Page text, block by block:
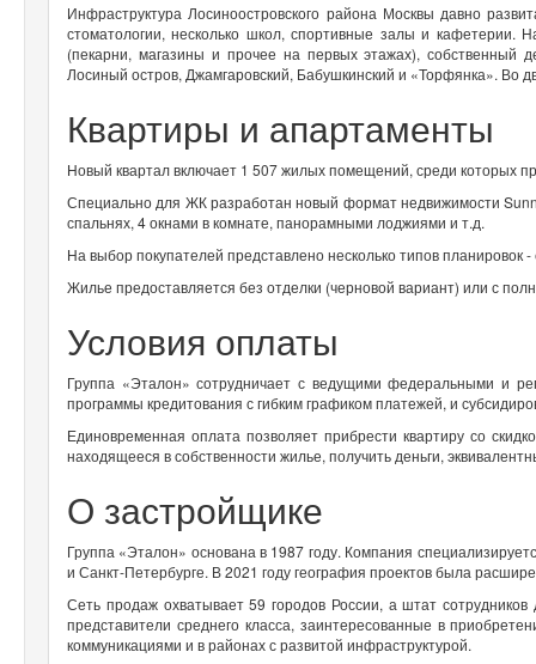
Инфраструктура Лосиноостровского района Москвы давно
стоматологии, несколько школ, спортивные залы и кафетерии.
(пекарни, магазины и прочее на первых этажах), собственный
Лосиный остров, Джамгаровский, Бабушкинский и «Торфянка». Во
Квартиры и апартаменты
Новый квартал включает 1 507 жилых помещений, среди которых
Специально для ЖК разработан новый формат недвижимости
спальнях, 4 окнами в комнате, панорамными лоджиями и т.д.
На выбор покупателей представлено несколько типов
Жилье предоставляется без отделки (черновой вариант) или с
Условия оплаты
Группа «Эталон» сотрудничает с ведущими федеральными и
программы кредитования с гибким графиком платежей, и
Единовременная оплата позволяет прибрести квартиру со
находящееся в собственности жилье, получить деньги,
О застройщике
Группа «Эталон» основана в 1987 году. Компания
и Санкт-Петербурге. В 2021 году география проектов была
Сеть продаж охватывает 59 городов России, а штат
представители среднего класса, заинтересованные в
коммуникациями и в районах с развитой инфраструктурой.